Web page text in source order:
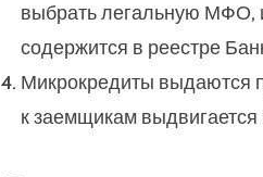
выбрать легальную МФО,
содержится в реестре
Микрокредиты выдаются
к заемщикам